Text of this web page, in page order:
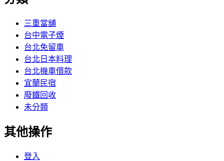
三重當舖
台中電子煙
台北免留車
台北日本料理
台北機車借款
宜蘭民宿
廢鐵回收
未分類
其他操作
登入